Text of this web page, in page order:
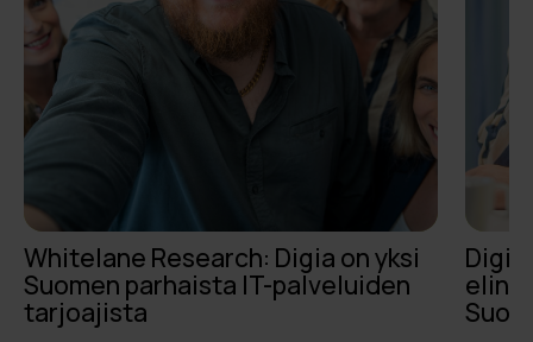
Whitelane Research: Digia on yksi
Suomen parhaista IT-palveluiden
tarjoajista
Digia